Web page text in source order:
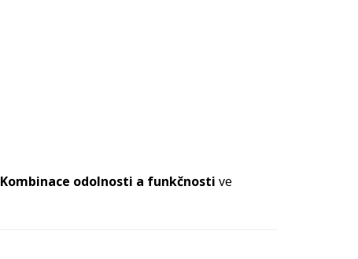
Kombinace odolnosti a funkčnosti ve